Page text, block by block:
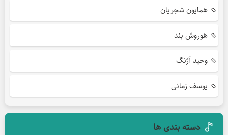
همایون شجریان
هوروش بند
وحید آژنگ
یوسف زمانی
دسته بندی ها